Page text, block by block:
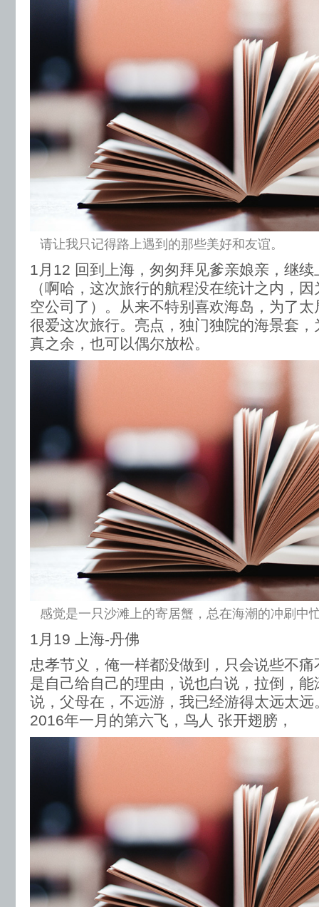
请让我只记得路上遇到的那些美好和友谊。
1月12 回到上海，匆匆拜见爹亲娘亲，继
（啊哈，这次旅行的航程没在统计之内，
空公司了）。从来不特别喜欢海岛，为了
很爱这次旅行。亮点，独门独院的海景套
真之余，也可以偶尔放松。
感觉是一只沙滩上的寄居蟹，总在海潮的冲刷中
1月19 上海-丹佛
忠孝节义，俺一样都没做到，只会说些不
是自己给自己的理由，说也白说，拉倒，
说，父母在，不远游，我已经游得太远太
2016年一月的第六飞，鸟人 张开翅膀，